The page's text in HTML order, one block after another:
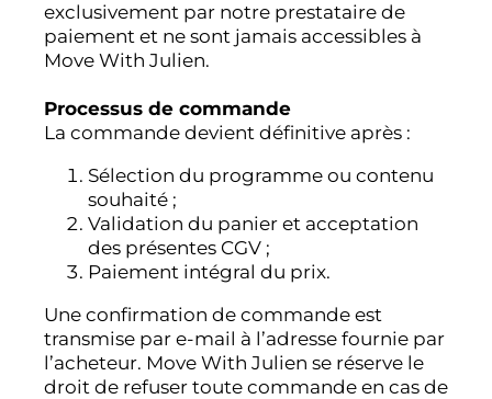
exclusivement par notre prestataire de
paiement et ne sont jamais accessibles à
Move With Julien.
Processus de commande
La commande devient définitive après :
Sélection du programme ou contenu
souhaité ;
Validation du panier et acceptation
des présentes CGV ;
Paiement intégral du prix.
Une confirmation de commande est
transmise par e-mail à l’adresse fournie par
l’acheteur. Move With Julien se réserve le
droit de refuser toute commande en cas de